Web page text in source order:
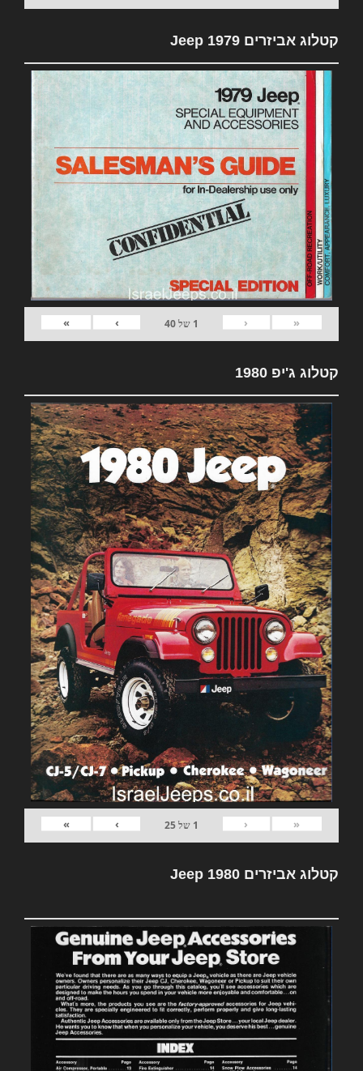
קטלוג אביזרים 1979 Jeep
«
‹
1 של40
›
»
קטלוג ג'יפ 1980
«
‹
1 של25
›
»
קטלוג אביזרים Jeep 1980